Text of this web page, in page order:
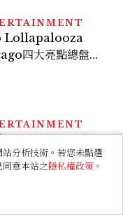
Lollapalooza
四大亮點總盤
不是外遇的問題》意
！抓偷吃反轉變命
憓秀傳奇美腿被讚
智勳大秀腹肌，曹汝
后飆戲，線上看7大
分析技術。若您未點選
同意本站之隱私權政策 。